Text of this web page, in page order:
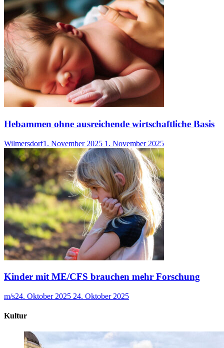
Hebammen ohne ausreichende wirtschaftliche Basis
Wilmersdorf1. November 2025 1. November 2025
Kinder mit ME/CFS brauchen mehr Forschung
m/s24. Oktober 2025 24. Oktober 2025
Kultur